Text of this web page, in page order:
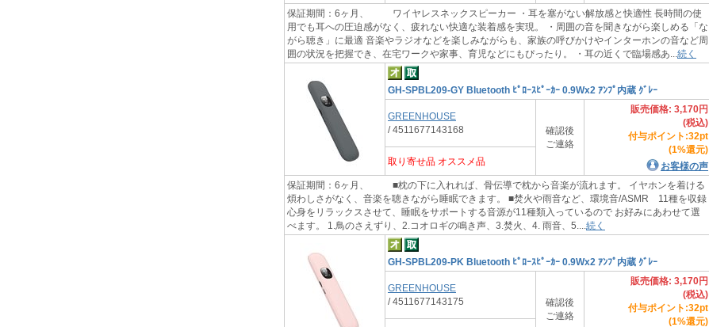
保証期間：6ヶ月、 ワイヤレスネックスピーカー ・耳を塞がない解放感と快適性 長時間の使
用でも耳への圧迫感がなく、疲れない快適な装着感を実現。 ・周囲の音を聞きながら楽しめる「な
がら聴き」に最適 音楽やラジオなどを楽しみながらも、家族の呼びかけやインターホンの音など周
囲の状況を把握でき、在宅ワークや家事、育児などにもぴったり。 ・耳の近くで臨場感あ... 続く
GH-SPBL209-GY Bluetooth ﾋﾟﾛｰｽﾋﾟｰｶｰ 0.9Wx2 ｱﾝﾌﾟ内蔵 ｸﾞﾚｰ
GREENHOUSE
/ 4511677143168
確認後
ご連絡
販売価格: 3,170円
(税込)
付与ポイント:32pt
(1%還元)
お客様の声
取り寄せ品 オススメ品
保証期間：6ヶ月、 ■枕の下に入れれば、骨伝導で枕から音楽が流れます。 イヤホンを着ける
煩わしさがなく、音楽を聴きながら睡眠できます。 ■焚火や雨音など、環境音/ASMR 11種を収録
心身をリラックスさせて、睡眠をサポートする音源が11種類入っているので お好みにあわせて選
べます。 1.鳥のさえずり、2.コオロギの鳴き声、3.焚火、4. 雨音、5.... 続く
GH-SPBL209-PK Bluetooth ﾋﾟﾛｰｽﾋﾟｰｶｰ 0.9Wx2 ｱﾝﾌﾟ内蔵 ｸﾞﾚｰ
GREENHOUSE
/ 4511677143175
確認後
ご連絡
販売価格: 3,170円
(税込)
付与ポイント:32pt
(1%還元)